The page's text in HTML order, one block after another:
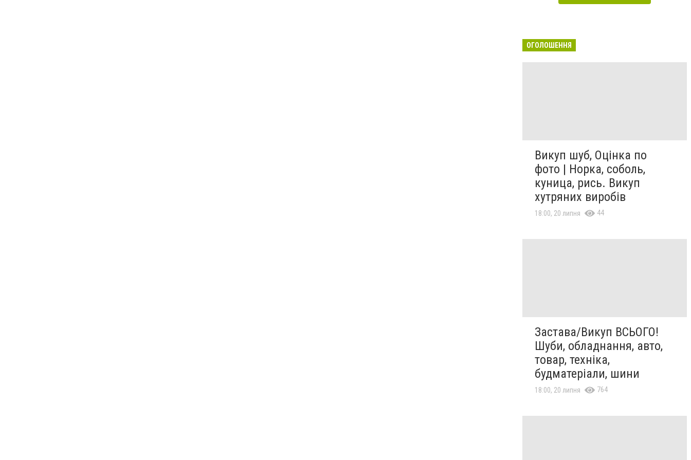
ОГОЛОШЕННЯ
Викуп шуб, Оцінка по
фото | Норка, соболь,
куница, рись. Викуп
хутряних виробів
18:00, 20 липня 44
Застава/Викуп ВСЬОГО!
Шуби, обладнання, авто,
товар, техніка,
будматеріали, шини
18:00, 20 липня 764